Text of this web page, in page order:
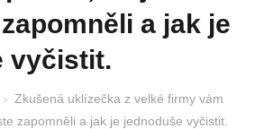
a jak je
vyčistit.
Zkušená uklízečka z velké firmy vám
zapomněli a jak je jednoduše vyčistit.